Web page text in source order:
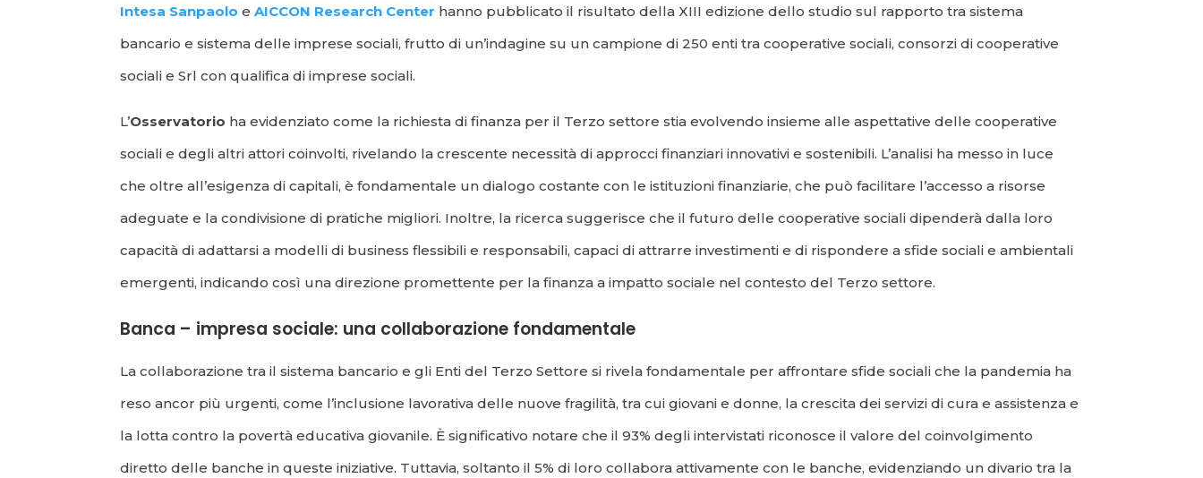
Intesa Sanpaolo eAICCON Research Center hanno pubblicato il risultato della XIII edizione dello studio sul rapporto tra sistema
bancario e sistema delle imprese sociali, frutto di un’indagine su un campione di 250 enti tra cooperative sociali, consorzi di cooperative
sociali e Srl con qualifica di imprese sociali.
L’Osservatorio ha evidenziato come la richiesta di finanza per il Terzo settore stia evolvendo insieme alle aspettative delle cooperative
sociali e degli altri attori coinvolti, rivelando la crescente necessità di approcci finanziari innovativi e sostenibili. L’analisi ha messo in luce
che oltre all’esigenza di capitali, è fondamentale un dialogo costante con le istituzioni finanziarie, che può facilitare l’accesso a risorse
adeguate e la condivisione di pratiche migliori. Inoltre, la ricerca suggerisce che il futuro delle cooperative sociali dipenderà dalla loro
capacità di adattarsi a modelli di business flessibili e responsabili, capaci di attrarre investimenti e di rispondere a sfide sociali e ambientali
emergenti, indicando così una direzione promettente per la finanza a impatto sociale nel contesto del Terzo settore.
Banca – impresa sociale: una collaborazione fondamentale
La collaborazione tra il sistema bancario e gli Enti del Terzo Settore si rivela fondamentale per affrontare sfide sociali che la pandemia ha
reso ancor più urgenti, come l’inclusione lavorativa delle nuove fragilità, tra cui giovani e donne, la crescita dei servizi di cura e assistenza e
la lotta contro la povertà educativa giovanile. È significativo notare che il 93% degli intervistati riconosce il valore del coinvolgimento
diretto delle banche in queste iniziative. Tuttavia, soltanto il 5% di loro collabora attivamente con le banche, evidenziando un divario tra la